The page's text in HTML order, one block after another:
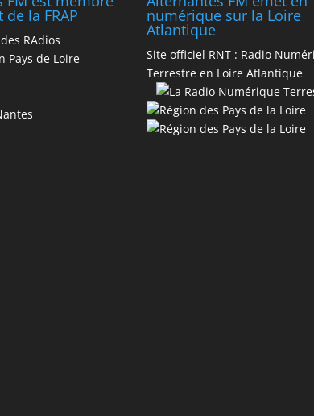
de la FRAP
RAdios
Pays de Loire
numérique sur la Loire
Atlantique
Site officiel RNT : Radio
Terrestre en Loire Atlantique